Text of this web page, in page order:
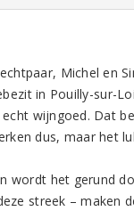
Michel en
in Pouilly-sur-
wijngoed. Dat
dus, maar het
wordt het gerund
streek – maken